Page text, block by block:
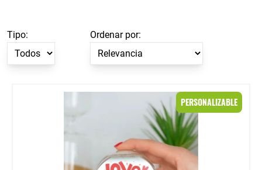
Tipo: Ordenar por:
PERSONALIZABLE